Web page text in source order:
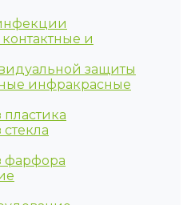
и
защиты
инфракрасные
фарфора